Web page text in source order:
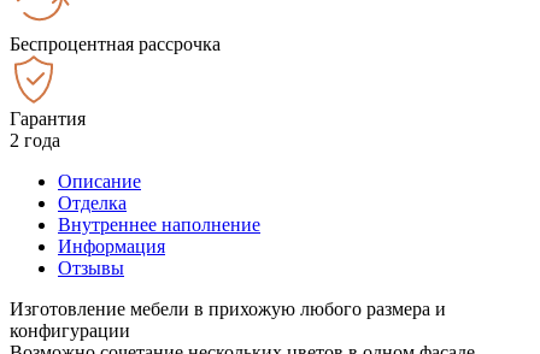
Беспроцентная рассрочка
Гарантия
2 года
Описание
Отделка
Внутреннее наполнение
Информация
Отзывы
Изготовление мебели в прихожую любого размера и
конфигурации